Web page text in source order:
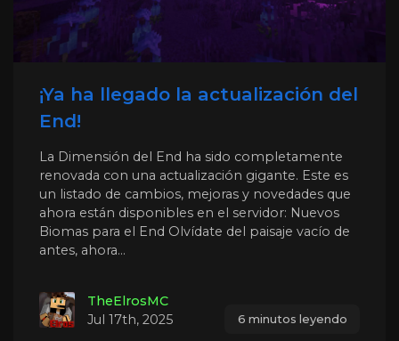
¡Ya ha llegado la actualización del
End!
La Dimensión del End ha sido completamente
renovada con una actualización gigante. Este es
un listado de cambios, mejoras y novedades que
ahora están disponibles en el servidor: Nuevos
Biomas para el End Olvídate del paisaje vacío de
antes, ahora...
TheElrosMC
Jul 17th, 2025
6 minutos leyendo